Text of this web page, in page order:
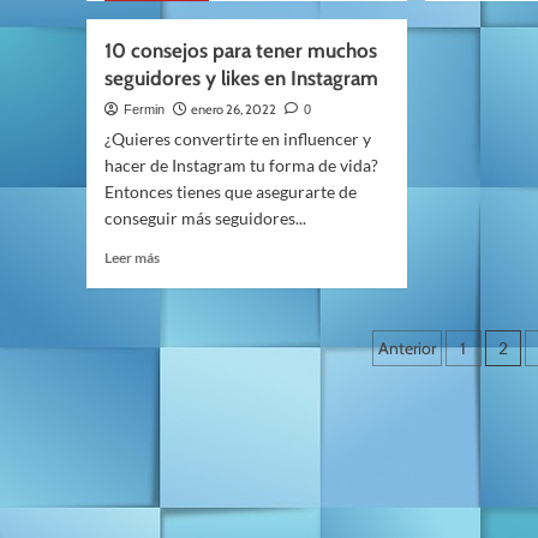
es,
cómo
funciona,
y
desventajas
del
Marketing
10 consejos para tener muchos
seguidores y likes en Instagram
Fermin enero 26, 2022 0
¿Quieres convertirte en influencer y
hacer de Instagram tu forma de vida?
Entonces tienes que asegurarte de
conseguir más seguidores...
Leer másLeer
consejos
en
Anterior 1 2